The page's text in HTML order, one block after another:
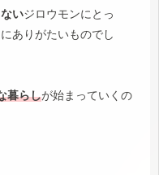
いジロウモンにとっ
ありがたいものでし
暮らしが始まっていくの